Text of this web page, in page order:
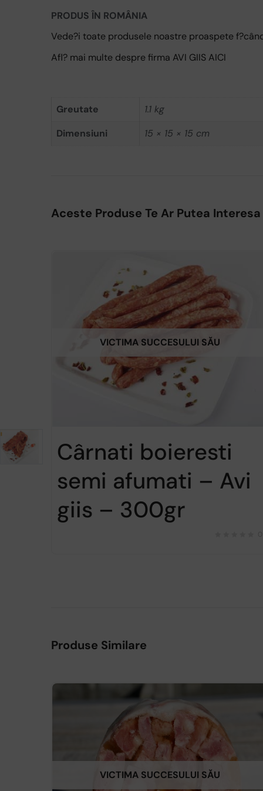
PRODUS ÎN ROMÂNIA
Vede?i toate produsele noastre proaspete
Afl? mai multe despre firma AVI GIIS AICI
Greutate
1.1 kg
Dimensiuni
15 × 15 × 15 cm
Aceste Produse Te Ar Putea Interesa
VICTIMA SUCCESULUI SĂU
Cârnati boieresti
semi afumati – Avi
giis – 300gr
Produse Similare
VICTIMA SUCCESULUI SĂU